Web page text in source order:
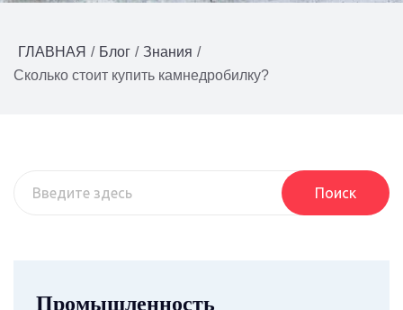
ГЛАВНАЯ / Блог / Знания /
Сколько стоит купить камнедробилку?
Поиск
Промышленность